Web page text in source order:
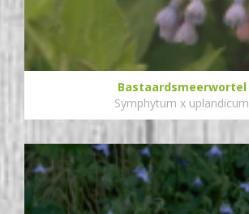
Bastaardsmeerwortel
Symphytum x uplandicum